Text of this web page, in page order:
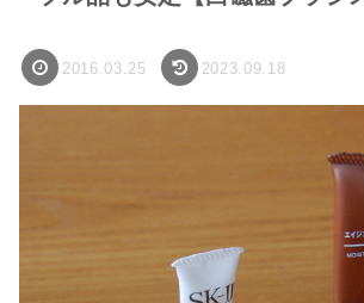
2016.03.25 2023.09.18